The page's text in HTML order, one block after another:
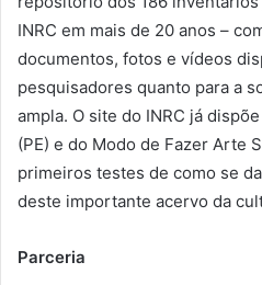
INRC em mais de 20 anos –
documentos, fotos e vídeos
pesquisadores quanto para a
ampla. O site do INRC já
(PE) e do Modo de Fazer Arte
primeiros testes de como se
deste importante acervo da
Parceria